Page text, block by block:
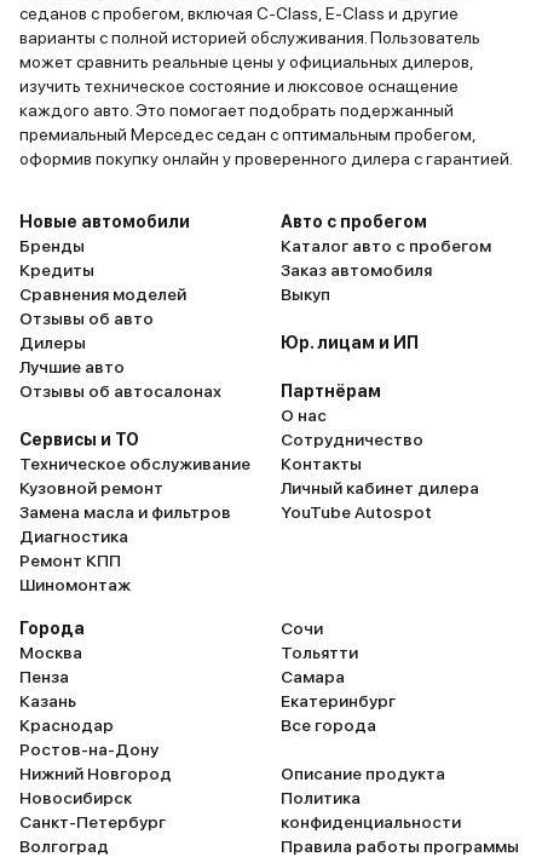
седанов с пробегом, включая C-Class, E-Class и другие
варианты с полной историей обслуживания. Пользователь
может сравнить реальные цены у официальных дилеров,
изучить техническое состояние и люксовое оснащение
каждого авто. Это помогает подобрать подержанный
премиальный Мерседес седан с оптимальным пробегом,
оформив покупку онлайн у проверенного дилера с гарантией.
Новые автомобили
Бренды
Кредиты
Сравнения моделей
Отзывы об авто
Дилеры
Лучшие авто
Отзывы об автосалонах
Сервисы и ТО
Техническое обслуживание
Кузовной ремонт
Замена масла и фильтров
Диагностика
Ремонт КПП
Шиномонтаж
Авто с пробегом
Каталог авто с пробегом
Заказ автомобиля
Выкуп
Юр. лицам и ИП
Партнёрам
О нас
Сотрудничество
Контакты
Личный кабинет дилера
YouTube Autospot
Города
Москва
Пенза
Казань
Краснодар
Ростов-на-Дону
Нижний Новгород
Новосибирск
Санкт-Петербург
Волгоград
Сочи
Тольятти
Самара
Екатеринбург
Все города
Описание продукта
Политика
конфиденциальности
Правила работы программы